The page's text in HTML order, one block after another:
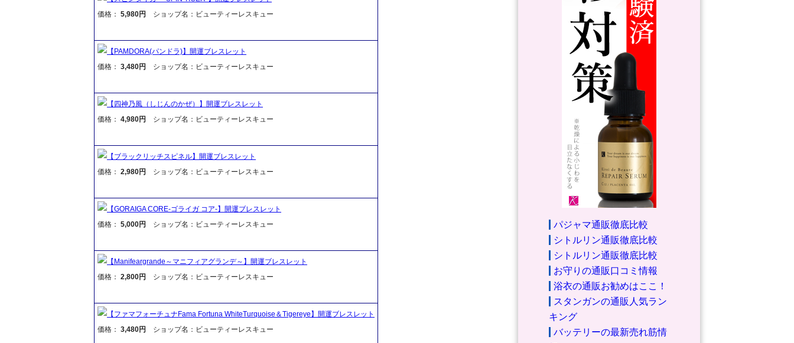
価格： 5,980円 ショップ名：ビューティーレスキュー
【PAMDORA(パンドラ)】開運ブレスレット
価格： 3,480円 ショップ名：ビューティーレスキュー
【四神乃風（しじんのかぜ）】開運ブレスレット
価格： 4,980円 ショップ名：ビューティーレスキュー
【ブラックリッチスピネル】開運ブレスレット
価格： 2,980円 ショップ名：ビューティーレスキュー
【GORAIGA CORE-ゴライガ コア-】開運ブレスレット
価格： 5,000円 ショップ名：ビューティーレスキュー
【Manifeargrande～マニフィアグランデ～】開運ブレスレット
価格： 2,800円 ショップ名：ビューティーレスキュー
【ファマフォーチュナFama Fortuna WhiteTurquoise＆Tigereye】開運ブレスレット
価格： 3,480円 ショップ名：ビューティーレスキュー
パジャマ通販徹底比較
シトルリン通販徹底比較
シトルリン通販徹底比較
お守りの通販口コミ情報
浴衣の通販お勧めはここ！
スタンガンの通販人気ラン
キング
バッテリーの最新売れ筋情